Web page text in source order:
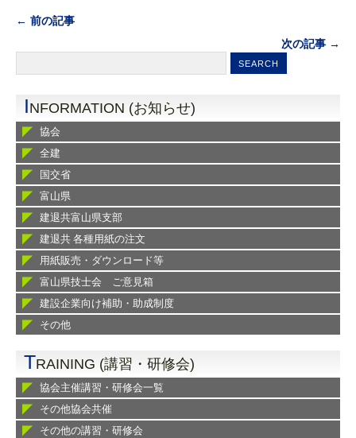
← 前の記事
次の記事 →
INFORMATION (お知らせ)
協会
全建
国交省
富山県
建退共富山県支部
建退共 各種用紙の注文
用紙販売・ダウンロード等
富山県技士会 ご意見箱
建設企業向け補助・助成制度
その他
TRAINING (講習・研修会)
協会主催講習・研修会一覧
その他協会共催
その他の講習・研修会